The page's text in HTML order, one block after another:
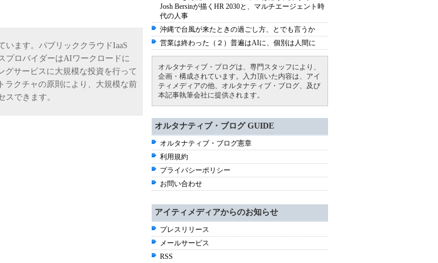
ます。パブリッククラウドIaaS
プロバイダーはAIワークロードに
グサービスに大規模な投資を行って
ラクチャの原則により、大規模な前
できます。
Josh Bersinが描くHR 2030と、マルチエージェント時
代の人事
沖縄で台風が来たときの過ごし方、とでも言うか
営業は終わった（２）普遍はAIに、個別は人間に
オルタナティブ・ブログは、専門スタッフにより、
企画・構成されています。入力頂いた内容は、アイ
ティメディアの他、オルタナティブ・ブログ、及び
本記事執筆会社に提供されます。
オルタナティブ・ブログ GUIDE
オルタナティブ・ブログ憲章
利用規約
プライバシーポリシー
お問い合わせ
アイティメディアからのお知らせ
プレスリリース
メールサービス
RSS